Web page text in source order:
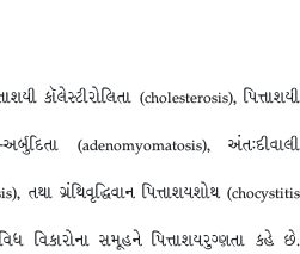
કૉલેસ્ટીરોલિતા (cholesterosis), પિત્તાશયી
(adenomyomatosis), અંત:દીવાલી
તથા ગ્રંથિવૃદ્ધિવાન પિત્તાશયશોથ (chocystitis
વિકારોના સમૂહને પિત્તાશયરુગ્ણતા કહે છે.